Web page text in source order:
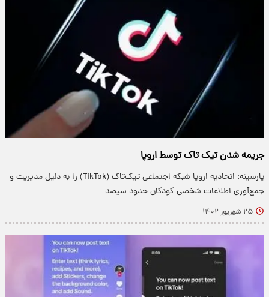
جریمه شدن تیک تاک توسط اروپا
پارسینه: اتحادیه اروپا شبکه اجتماعی تیک‌تاک (TikTok) را به دلیل مدیریت و
جمع‌آوری اطلاعات شخصی کودکان حدود سیصد…
۲۵ شهریور ۱۴۰۲